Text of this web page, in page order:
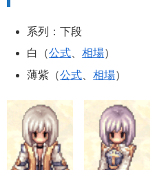
系列：下段
白（公式、相場）
薄紫（公式 、相場）